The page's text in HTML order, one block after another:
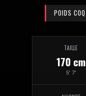
POIDS COQ
TAILLE
170 cm
5' 7'